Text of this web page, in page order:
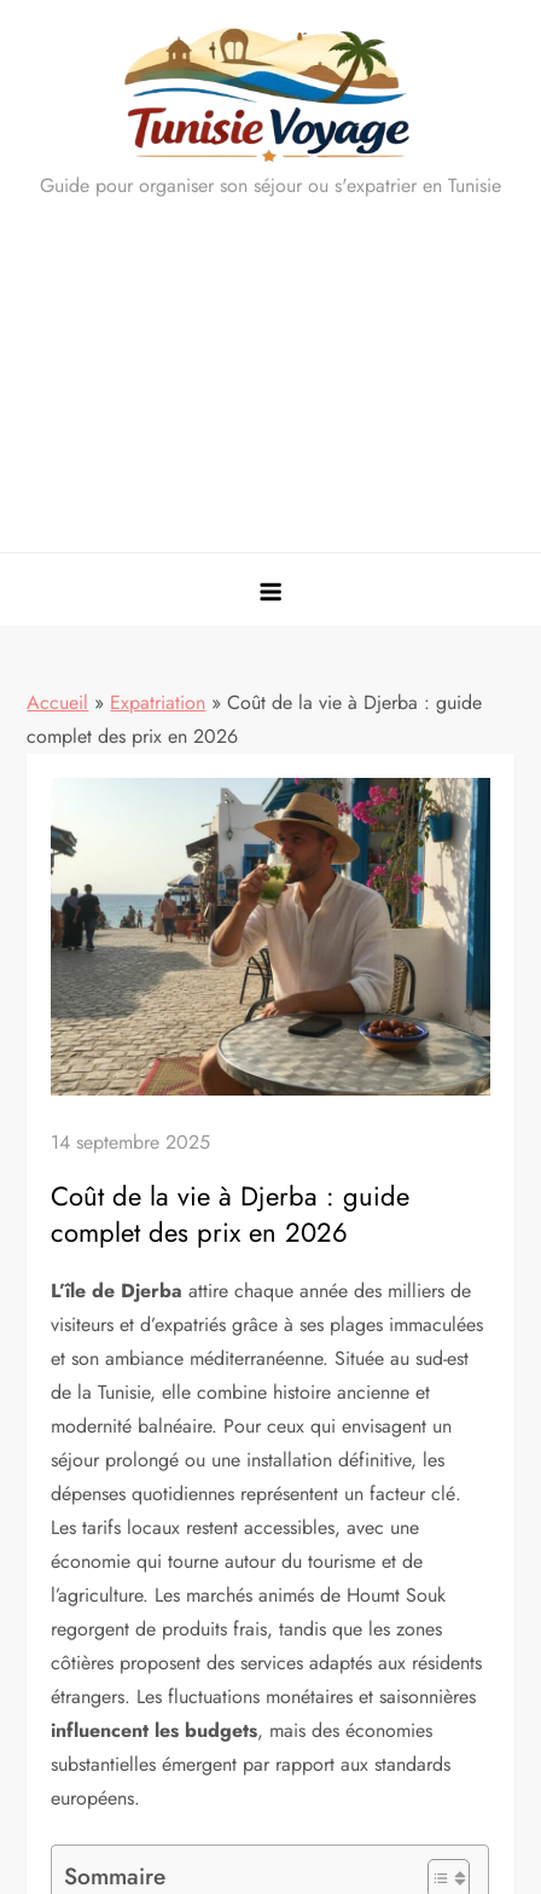
Guide pour organiser son séjour ou s'expatrier en Tunisie
Accueil » Expatriation » Coût de la vie à Djerba : guide
complet des prix en 2026
14 septembre 2025
Coût de la vie à Djerba : guide
complet des prix en 2026
L’île de Djerbaattire chaque année des milliers de
visiteurs et d’expatriés grâce à ses plages immaculées
et son ambiance méditerranéenne. Située au sud-est
de la Tunisie, elle combine histoire ancienne et
modernité balnéaire. Pour ceux qui envisagent un
séjour prolongé ou une installation définitive, les
dépenses quotidiennes représentent un facteur clé.
Les tarifs locaux restent accessibles, avec une
économie qui tourne autour du tourisme et de
l’agriculture. Les marchés animés de Houmt Souk
regorgent de produits frais, tandis que les zones
côtières proposent des services adaptés aux résidents
étrangers. Les fluctuations monétaires et saisonnières
influencent les budgets, mais des économies
substantielles émergent par rapport aux standards
européens.
Sommaire